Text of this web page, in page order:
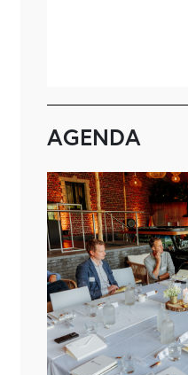
AGENDA